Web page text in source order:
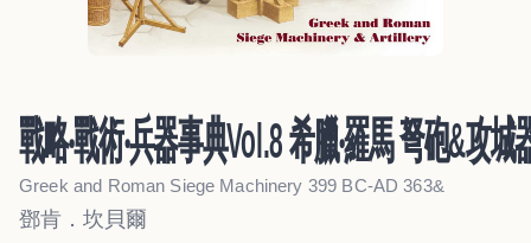
戰略‧戰術‧兵器事典Vol.8 希臘‧羅馬 弩砲&攻城
Greek and Roman Siege Machinery 399 BC-AD 363&
鄧肯．坎貝爾